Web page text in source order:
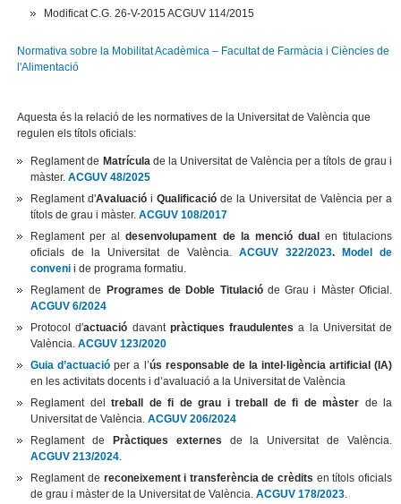
ModificatC.G. 26-V-2015 ACGUV 114/2015
Normativa sobre la Mobilitat Acadèmica – Facultat de Farmàcia i Ciències de
l'Alimentació
Aquesta és la relació de les normatives de la Universitat de València que
regulen els títols oficials:
Reglament de Matrículade la Universitat de València per a títols de grau i
màster.ACGUV 48/2025
Reglament d'Avaluació iQualificació de la Universitat de València per a
títols de grau i màster.ACGUV 108/2017
Reglament per aldesenvolupament de la menció dual
en titulacions
oficials de la Universitat de València. ACGUV 322/2023.
Model de
conveni i de programa formatiu.
Reglament de
Programes de Doble Titulacióde Grau i Màster Oficial.
ACGUV 6/2024
Protocol d'actuació davant pràctiques fraudulentes a la Universitat de
València.ACGUV 123/2020
Guia d’actuació per a l’ús responsable de la intel·ligència artificial (IA)
en les activitats docents i d’avaluació a la Universitat de València
Reglament deltreball de fi de grau i treball de fi de màster de la
Universitat de València.ACGUV 206/2024
Reglament de
Pràctiques externes de la Universitat de València.
ACGUV 213/2024.
Reglament de reconeixement i transferència de crèdits en títols oficials
de grau i màster de la Universitat de València.ACGUV 178/2023.